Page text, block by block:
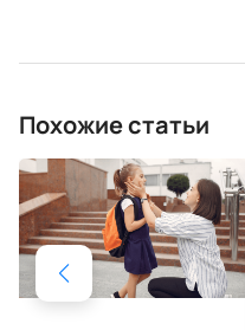
Похожие статьи